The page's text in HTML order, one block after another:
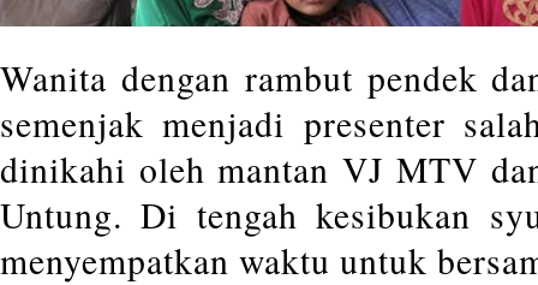
Wanita dengan rambut pendek
semenjak menjadi presenter
dinikahi oleh mantan VJ MTV
Untung. Di tengah kesibukan
menyempatkan waktu untuk